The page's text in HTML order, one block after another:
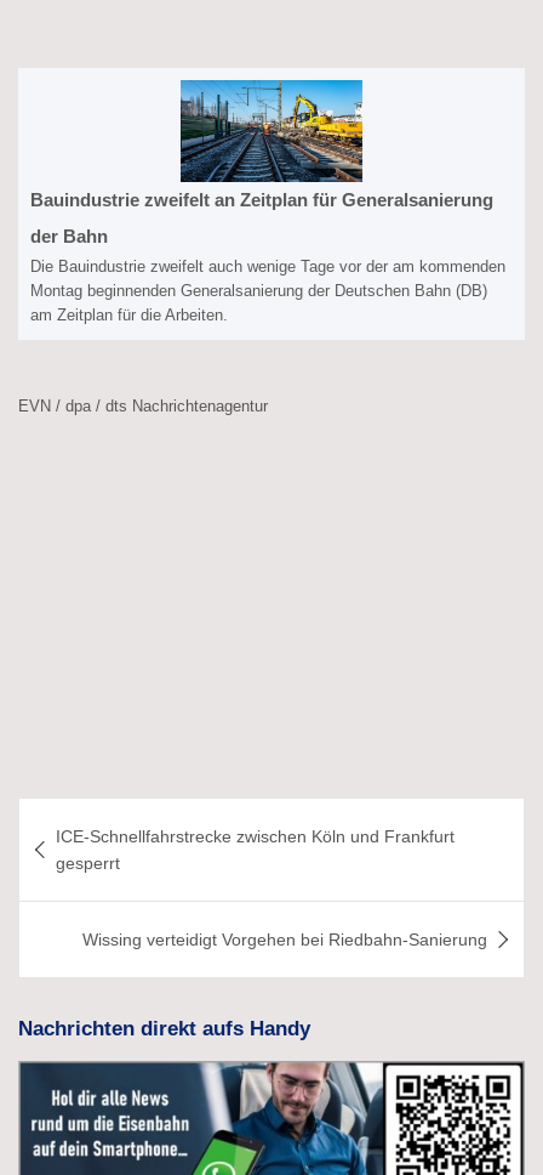
Bauindustrie zweifelt an Zeitplan für Generalsanierung
der Bahn
Die Bauindustrie zweifelt auch wenige Tage vor der am kommenden
Montag beginnenden Generalsanierung der Deutschen Bahn (DB)
am Zeitplan für die Arbeiten.
EVN / dpa / dts Nachrichtenagentur
ICE-Schnellfahrstrecke zwischen Köln und Frankfurt
gesperrt
Wissing verteidigt Vorgehen bei Riedbahn-Sanierung
Nachrichten direkt aufs Handy